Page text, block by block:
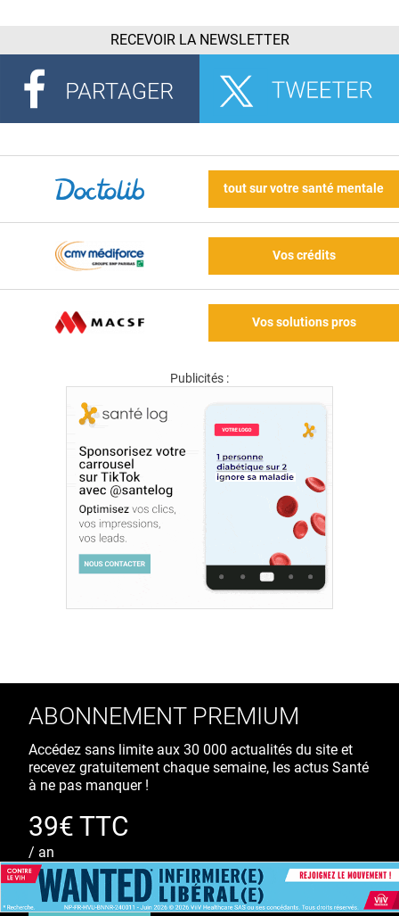
RECEVOIR LA NEWSLETTER
tout sur votre santé mentale
Vos crédits
Vos solutions pros
Publicités :
ABONNEMENT PREMIUM
Accédez sans limite aux 30 000 actualités du site et
recevez gratuitement chaque semaine, les actus Santé
à ne pas manquer !
39€ TTC
/ an
S'ABONNER